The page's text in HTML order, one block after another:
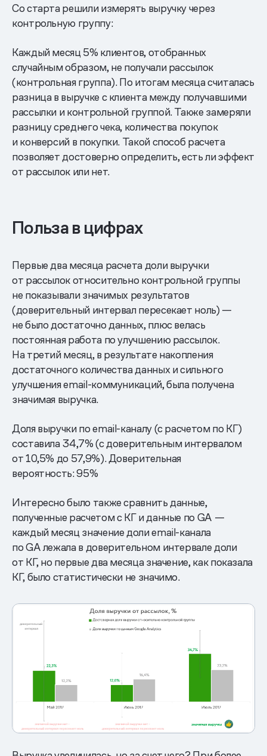
Со старта решили измерять выручку через
контрольную группу:
Каждый месяц 5% клиентов, отобранных
случайным образом, не получали рассылок
(контрольная группа). По итогам месяца считалась
разница в выручке с клиента между получавшими
рассылки и контрольной группой. Также замеряли
разницу среднего чека, количества покупок
и конверсий в покупки. Такой способ расчета
позволяет достоверно определить, есть ли эффект
от рассылок или нет.
Польза в цифрах
Первые два месяца расчета доли выручки
от рассылок относительно контрольной группы
не показывали значимых результатов
(доверительный интервал пересекает ноль) —
не было достаточно данных, плюс велась
постоянная работа по улучшению рассылок.
На третий месяц, в результате накопления
достаточного количества данных и сильного
улучшения email-коммуникаций, была получена
значимая выручка.
Доля выручки по email-каналу (с расчетом по КГ)
составила 34,7% (с доверительным интервалом
от 10,5% до 57,9%). Доверительная
вероятность: 95%
Интересно было также сравнить данные,
полученные расчетом с КГ и данные по GA —
каждый месяц значение доли email-канала
по GA лежала в доверительном интервале доли
от КГ, но первые два месяца значение, как показала
КГ, было статистически не значимо.